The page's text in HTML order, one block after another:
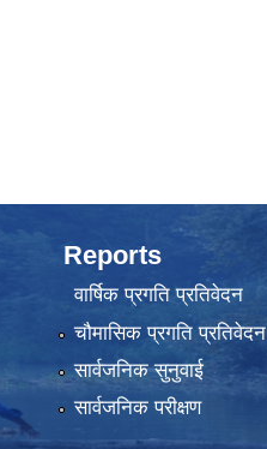
Reports
वार्षिक प्रगति प्रतिवेदन
चौमासिक प्रगति प्रतिवेदन
सार्वजनिक सुनुवाई
सार्वजनिक परीक्षण